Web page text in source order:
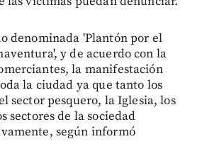
denominada 'Plantón por el
y de acuerdo con la
la manifestación
la ciudad ya que tanto los
sector pesquero, la Iglesia, los
sectores de la sociedad
según informó